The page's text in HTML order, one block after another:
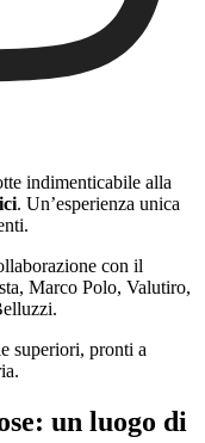
indimenticabile alla
. Un’esperienza unica
con il
Marco Polo, Valutiro,
superiori, pronti a
un luogo di